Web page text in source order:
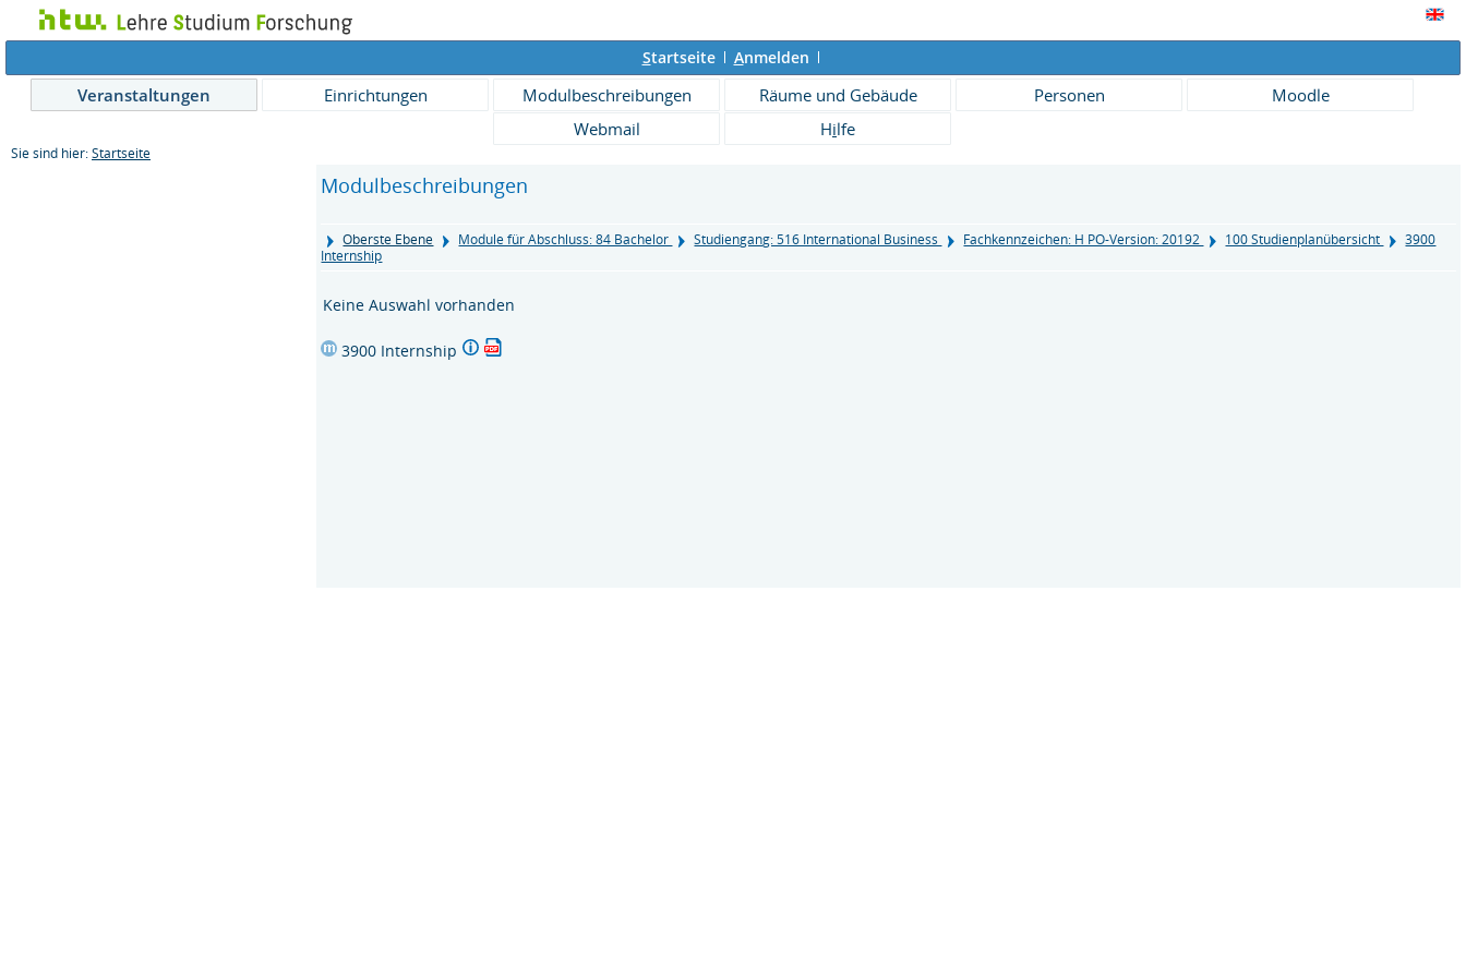
Startseite Anmelden
Veranstaltungen Einrichtungen Modulbeschreibungen Räume und Gebäude Personen
Moodle
Webmail
Hilfe
Sie sind hier: Startseite
Modulbeschreibungen
Oberste Ebene Module für Abschluss: 84 Bachelor Studiengang: 516 International Business Fachkennzeichen: H PO-Version: 20192 100 Studienplanübersicht
3900
Internship
Keine Auswahl vorhanden
3900 Internship